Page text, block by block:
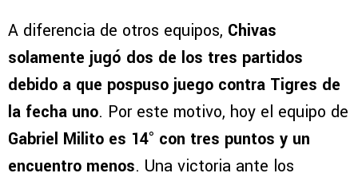
A diferencia de otros equipos, Chivas
solamente jugó dos de los tres partidos
debido a que pospuso juego contra Tigres de
la fecha uno. Por este motivo, hoy el equipo de
Gabriel Milito es 14° con tres puntos y un
encuentro menos. Una victoria ante los